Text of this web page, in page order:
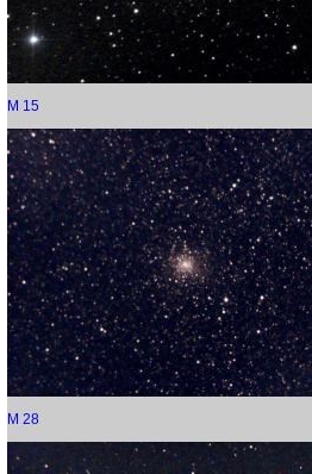
M 15
M 28